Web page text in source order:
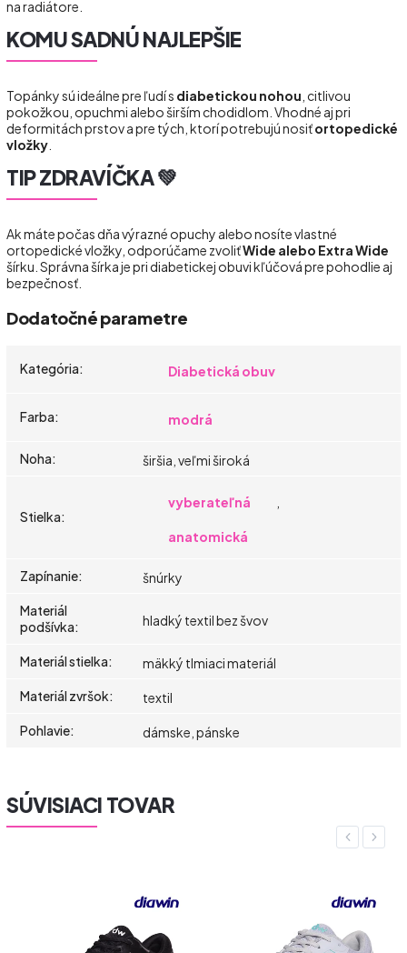
na radiátore.
KOMU SADNÚ NAJLEPŠIE
Topánky sú ideálne pre ľudí s diabetickou nohou , citlivou
pokožkou, opuchmi alebo širším chodidlom. Vhodné aj pri
deformitách prstov a pre tých, ktorí potrebujú nosiťortopedické
vložky
TIP ZDRAVÍČKA 💚
Ak máte počas dňa výrazné opuchy alebo nosíte vlastné
ortopedické vložky, odporúčame zvoliťWide alebo Extra Wide
šírku. Správna šírka je pri diabetickej obuvi kľúčová pre pohodlie aj
bezpečnosť.
Dodatočné parametre
Kategória: Diabetická obuv
Farba: modrá
Noha: širšia, veľmi široká
Stielka:
vyberateľná
anatomická
Zapínanie:
šnúrky
Materiál
podšívka: hladký textil bez švov
Materiál stielka:
mäkký tlmiaci materiál
Materiál zvršok:
textil
Pohlavie: dámske, pánske
SÚVISIACI TOVAR
Previous
Next